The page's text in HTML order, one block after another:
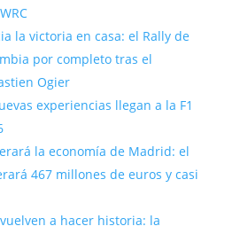
la victoria en casa: el Rally de
por completo tras el
Ogier
experiencias llegan a la F1
la economía de Madrid: el
467 millones de euros y casi
a hacer historia: la